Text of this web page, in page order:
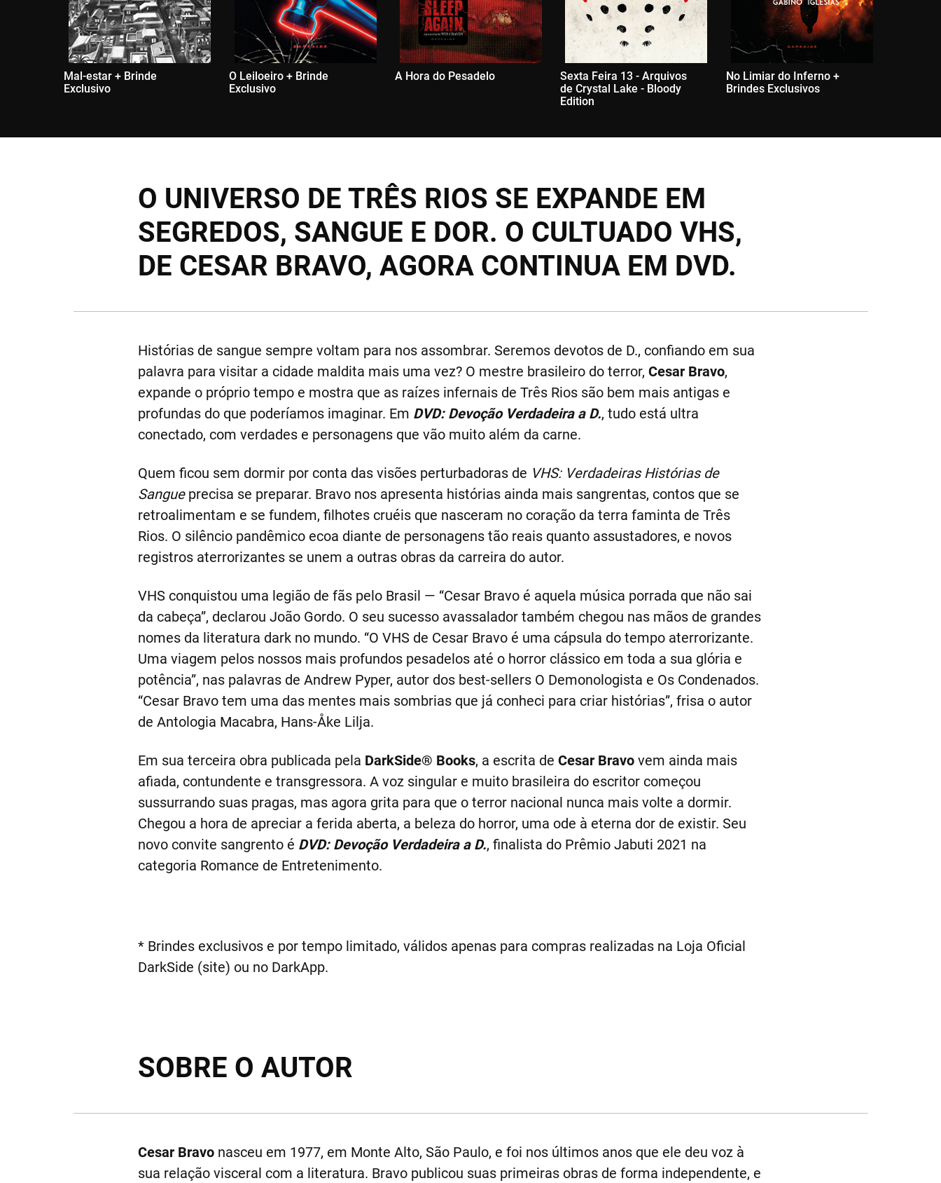
Mal-estar + Brinde
Exclusivo
O Leiloeiro + Brinde
Exclusivo
A Hora do Pesadelo
Sexta Feira 13 - Arquivos
de Crystal Lake - Bloody
Edition
No Limiar do Inferno +
Brindes Exclusivos
O UNIVERSO DE TRÊS RIOS SE EXPANDE EM
SEGREDOS, SANGUE E DOR. O CULTUADO VHS,
DE CESAR BRAVO, AGORA CONTINUA EM DVD.
Histórias de sangue sempre voltam para nos assombrar. Seremos devotos de D., confiando em sua
palavra para visitar a cidade maldita mais uma vez? O mestre brasileiro do terror, Cesar Bravo,
expande o próprio tempo e mostra que as raízes infernais de Três Rios são bem mais antigas e
profundas do que poderíamos imaginar. Em DVD: Devoção Verdadeira a D., tudo está ultra
conectado, com verdades e personagens que vão muito além da carne.
Quem ficou sem dormir por conta das visões perturbadoras de VHS: Verdadeiras Histórias de
Sangueprecisa se preparar. Bravo nos apresenta histórias ainda mais sangrentas, contos que se
retroalimentam e se fundem, filhotes cruéis que nasceram no coração da terra faminta de Três
Rios. O silêncio pandêmico ecoa diante de personagens tão reais quanto assustadores, e novos
registros aterrorizantes se unem a outras obras da carreira do autor.
VHS conquistou uma legião de fãs pelo Brasil — “Cesar Bravo é aquela música porrada que não sai
da cabeça”, declarou João Gordo. O seu sucesso avassalador também chegou nas mãos de grandes
nomes da literatura dark no mundo. “O VHS de Cesar Bravo é uma cápsula do tempo aterrorizante.
Uma viagem pelos nossos mais profundos pesadelos até o horror clássico em toda a sua glória e
potência”, nas palavras de Andrew Pyper, autor dos best-sellers O Demonologista e Os Condenados.
“Cesar Bravo tem uma das mentes mais sombrias que já conheci para criar histórias”, frisa o autor
de Antologia Macabra, Hans-Åke Lilja.
Em sua terceira obra publicada pela DarkSide® Books, a escrita de Cesar Bravovem ainda mais
afiada, contundente e transgressora. A voz singular e muito brasileira do escritor começou
sussurrando suas pragas, mas agora grita para que o terror nacional nunca mais volte a dormir.
Chegou a hora de apreciar a ferida aberta, a beleza do horror, uma ode à eterna dor de existir. Seu
novo convite sangrento é DVD: Devoção Verdadeira a D., finalista do Prêmio Jabuti 2021 na
categoria Romance de Entretenimento.
* Brindes exclusivos e por tempo limitado, válidos apenas para compras realizadas na Loja Oficial
DarkSide (site) ou no DarkApp.
SOBRE O AUTOR
Cesar Bravonasceu em 1977, em Monte Alto, São Paulo, e foi nos últimos anos que ele deu voz à
sua relação visceral com a literatura. Bravo publicou suas primeiras obras de forma independente, e